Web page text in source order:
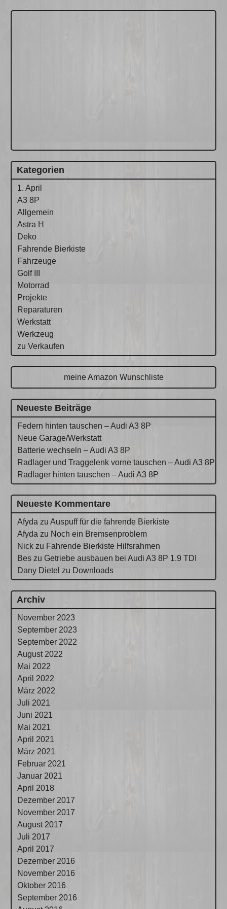
Kategorien
1. April
A3 8P
Allgemein
Astra H
Deko
Fahrende Bierkiste
Fahrzeuge
Golf III
Motorrad
Projekte
Reparaturen
Werkstatt
Werkzeug
zu Verkaufen
meine Amazon Wunschliste
Neueste Beiträge
Federn hinten tauschen – Audi A3 8P
Neue Garage/Werkstatt
Batterie wechseln – Audi A3 8P
Radlager und Traggelenk vorne tauschen – Audi A3 8P
Radlager hinten tauschen – Audi A3 8P
Neueste Kommentare
Afyda zuAuspuff für die fahrende Bierkiste
Afyda zu Noch ein Bremsenproblem
Nick zu Fahrende Bierkiste Hilfsrahmen
Bes zuGetriebe ausbauen bei Audi A3 8P 1.9 TDI
Dany Dietel zu Downloads
Archiv
November 2023
September 2023
September 2022
August 2022
Mai 2022
April 2022
März 2022
Juli 2021
Juni 2021
Mai 2021
April 2021
März 2021
Februar 2021
Januar 2021
April 2018
Dezember 2017
November 2017
August 2017
Juli 2017
April 2017
Dezember 2016
November 2016
Oktober 2016
September 2016